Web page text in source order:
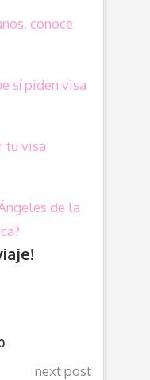
conoce
sí piden visa
tu visa
de la
next post